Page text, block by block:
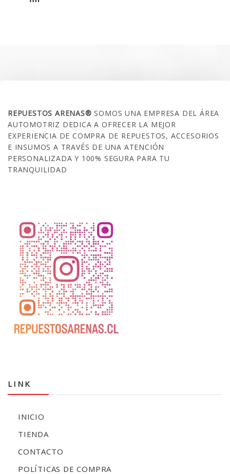
REPUESTOS ARENAS®SOMOS UNA EMPRESA DEL ÁREA
AUTOMOTRIZ DEDICA A OFRECER LA MEJOR
EXPERIENCIA DE COMPRA DE REPUESTOS, ACCESORIOS
E INSUMOS A TRAVÉS DE UNA ATENCIÓN
PERSONALIZADA Y 100% SEGURA PARA TU
TRANQUILIDAD
LINK
INICIO
TIENDA
CONTACTO
POLÍTICAS DE COMPRA